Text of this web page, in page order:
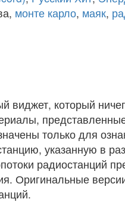
монте карло, маяк,
виджет, который
только для
указанную в
радиостанций
Оригинальные